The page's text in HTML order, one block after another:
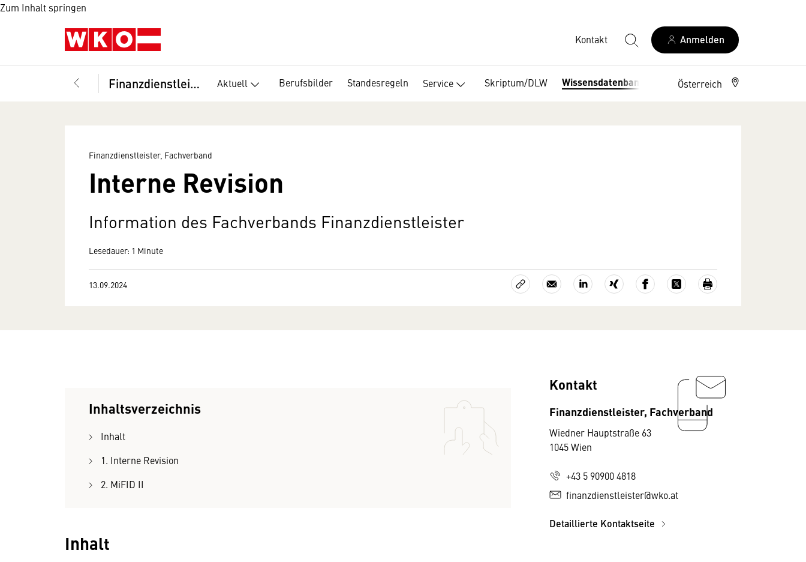
Zum Inhalt springen
Kontakt Anmelden
Finanzdienstleister, Fachverband Aktuell Berufsbilder Standesregeln Service Skriptum/DLW Wissensdatenbank Österreich
Finanzdienstleister, Fachverband
Interne Revision
Information des Fachverbands Finanzdienstleister
Lesedauer: 1 Minute
13.09.2024
Inhaltsverzeichnis
Inhalt
1. Interne Revision
2. MiFID II
Inhalt
Kontakt
Finanzdienstleister, Fachverband
Wiedner Hauptstraße 63
1045 Wien
+43 5 90900 4818
finanzdienstleister@wko.at
Detaillierte Kontaktseite